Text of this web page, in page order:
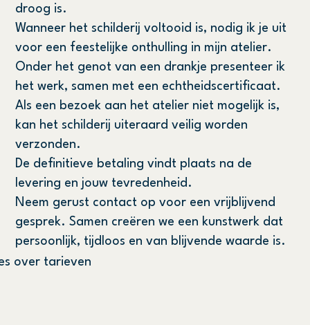
droog is.
Wanneer het schilderij voltooid is, nodig ik je uit
voor een feestelijke onthulling in mijn atelier.
Onder het genot van een drankje presenteer ik
het werk, samen met een echtheidscertificaat.
Als een bezoek aan het atelier niet mogelijk is,
kan het schilderij uiteraard veilig worden
verzonden.
De definitieve betaling vindt plaats na de
levering en jouw tevredenheid.
Neem gerust contact op voor een vrijblijvend
gesprek. Samen creëren we een kunstwerk dat
persoonlijk, tijdloos en van blijvende waarde is.
over tarieven